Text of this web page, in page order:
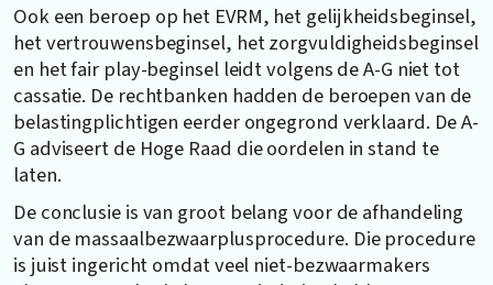
Ook een beroep op het EVRM, het gelijkheidsbeginsel,
het vertrouwensbeginsel, het zorgvuldigheidsbeginsel
en het fair play-beginsel leidt volgens de A-G niet tot
cassatie. De rechtbanken hadden de beroepen van de
belastingplichtigen eerder ongegrond verklaard. De A-
G adviseert de Hoge Raad die oordelen in stand te
laten.
De conclusie is van groot belang voor de afhandeling
van de massaalbezwaarplusprocedure. Die procedure
is juist ingericht omdat veel niet-bezwaarmakers